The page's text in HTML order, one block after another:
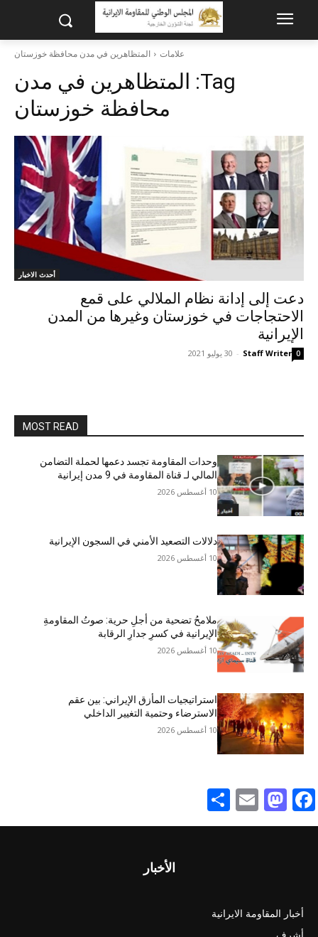
علامات المتظاهرين في مدن محافظة خوزستان
Tag: المتظاهرين في مدن
محافظة خوزستان
أحدث الاخبار
دعت إلى إدانة نظام الملالي على قمع
الاحتجاجات في خوزستان وغيرها من المدن
الإيرانية
Staff Writer
- 30 يوليو 2021 0
MOST READ
وحدات المقاومة تجسد دعمها لحملة التضامن
المالي لـ قناة المقاومة في 9 مدن إيرانية
10 أغسطس 2026
دلالات التصعيد الأمني في السجون الإيرانية
10 أغسطس 2026
ملامحُ تضحية من أجلِ حرية: صوتُ المقاومةِ
الإيرانية في كسرِ جدارِ الرقابة
10 أغسطس 2026
استراتيجيات المأزق الإيراني: بين عقم
الاسترضاء وحتمية التغيير الداخلي
10 أغسطس 2026
Facebook
Mastodon
Email
الأخبار
أخبار المقاومة الايرانية
أشرف